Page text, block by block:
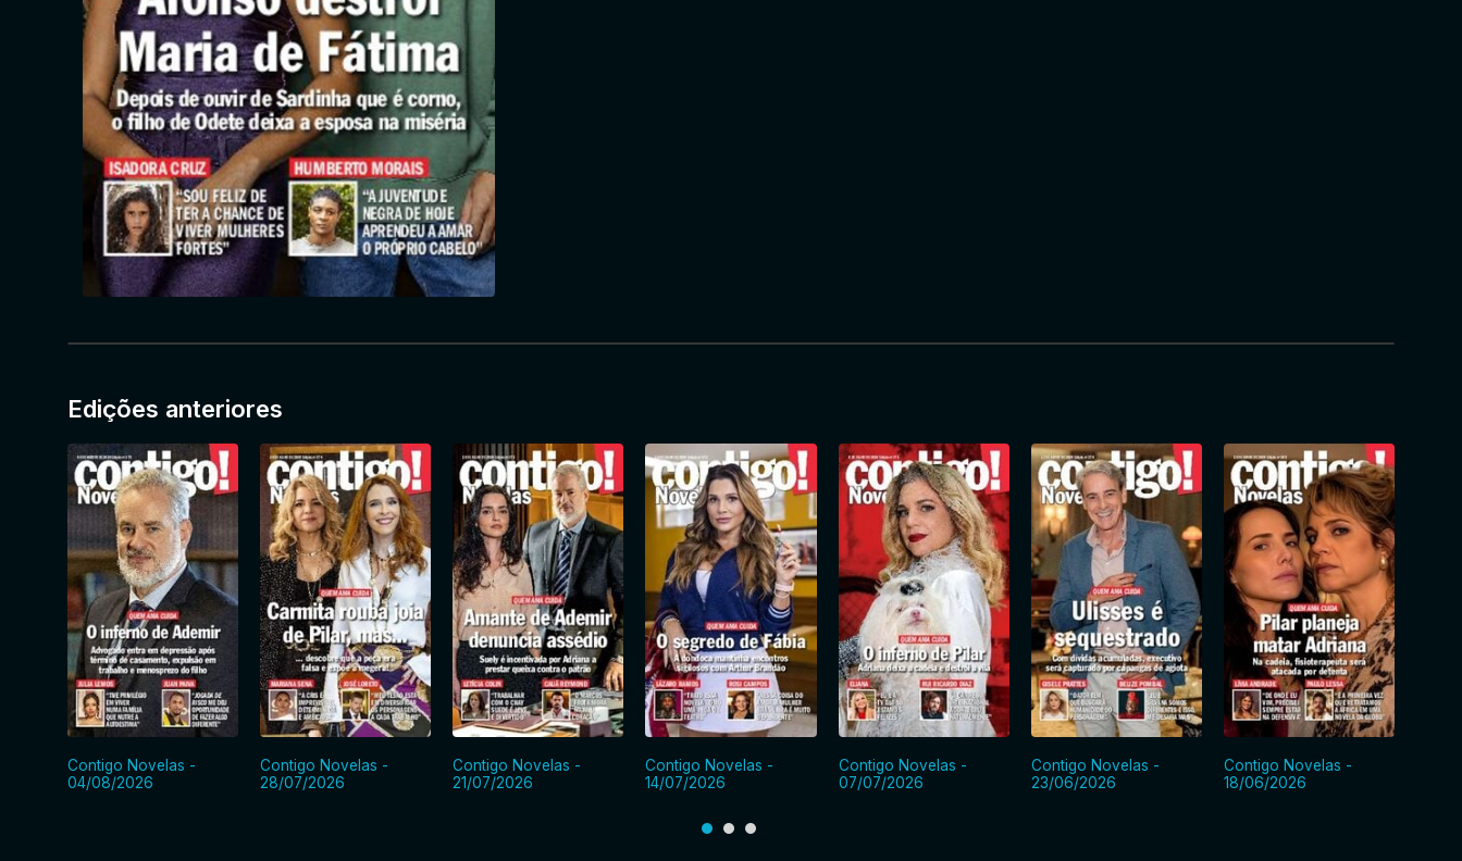
Edições anteriores
Contigo Novelas -
04/08/2026
Contigo Novelas -
28/07/2026
Contigo Novelas -
21/07/2026
Contigo Novelas -
14/07/2026
Contigo Novelas -
07/07/2026
Contigo Novelas -
23/06/2026
Contigo Novelas -
18/06/2026